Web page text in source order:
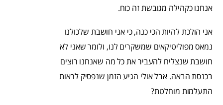
אנחנו כקהילה מגובשת זה כוח.
אני הולכת להיות הכי כנה, כי אני חושבת שלכולנו
נמאס מפוליטיקאים שמשקרים לנו, ולומר שאני לא
חושבת שנצליח להעביר את כל מה שאנחנו רוצים
בכנסת הבאה. אבל אולי הגיע הזמן שנפסיק לראות
התעלמות מוחלטת?